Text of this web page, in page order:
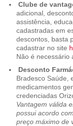
Clube de
adicional,
assistência,
cadastradas em
descontos, basta
cadastrar no site
Não é necessário
Desconto
Bradesco Saúde,
medicamentos
credenciadas
Vantagem válida
possui acordo
preço máximo de